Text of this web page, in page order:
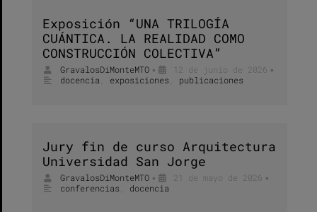
Exposición “UNA TRILOGÍA
CUÁNTICA. LA REALIDAD COMO
CONSTRUCCIÓN COLECTIVA”
GravalosDiMonteMTO • 12 de junio de 2026 •
docencia exposiciones publicaciones
Jury fin de curso Arquitectura
Universidad San Jorge
GravalosDiMonteMTO • 21 de mayo de 2026 •
conferencias docencia